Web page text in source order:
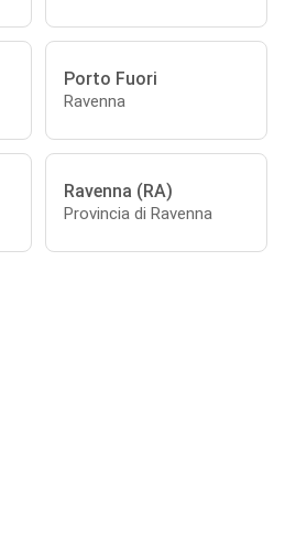
Porto Fuori
Ravenna
Ravenna (RA)
Provincia di Ravenna